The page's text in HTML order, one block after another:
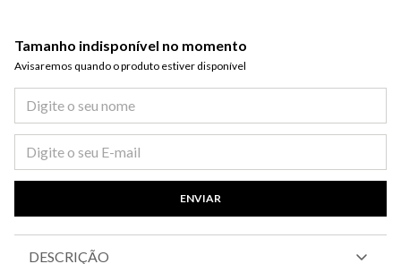
Tamanho indisponível no momento
Avisaremos quando o produto estiver disponível​
ENVIAR
DESCRIÇÃO